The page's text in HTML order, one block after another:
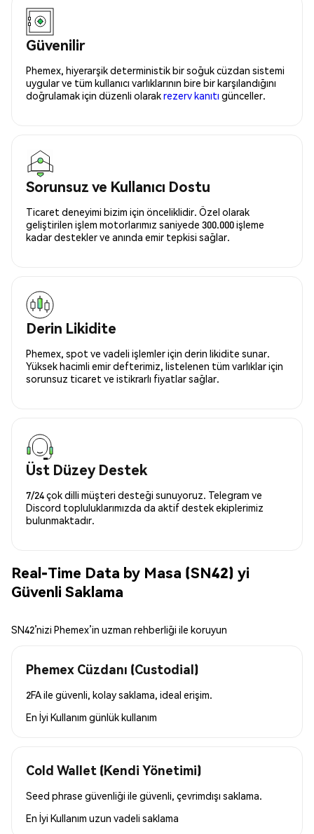
Güvenilir
Phemex, hiyerarşik deterministik bir soğuk cüzdan sistemi
uygular ve tüm kullanıcı varlıklarının bire bir karşılandığını
doğrulamak için düzenli olarakrezerv kanıtı günceller.
Sorunsuz ve Kullanıcı Dostu
Ticaret deneyimi bizim için önceliklidir. Özel olarak
geliştirilen işlem motorlarımız saniyede 300.000 işleme
kadar destekler ve anında emir tepkisi sağlar.
Derin Likidite
Phemex, spot ve vadeli işlemler için derin likidite sunar.
Yüksek hacimli emir defterimiz, listelenen tüm varlıklar için
sorunsuz ticaret ve istikrarlı fiyatlar sağlar.
Üst Düzey Destek
7/24 çok dilli müşteri desteği sunuyoruz. Telegram ve
Discord topluluklarımızda da aktif destek ekiplerimiz
bulunmaktadır.
Real-Time Data by Masa (SN42) yi
Güvenli Saklama
SN42’nizi Phemex’in uzman rehberliği ile koruyun
Phemex Cüzdanı (Custodial)
2FA ile güvenli, kolay saklama, ideal erişim.
En İyi Kullanım günlük kullanım
Cold Wallet (Kendi Yönetimi)
Seed phrase güvenliği ile güvenli, çevrimdışı saklama.
En İyi Kullanım uzun vadeli saklama